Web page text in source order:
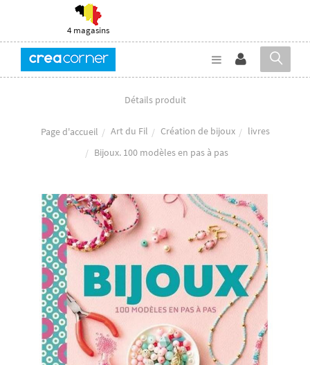
4 magasins
Détails produit
Page d'accueil Art du Fil Création de bijoux
livres
Bijoux. 100 modèles en pas à pas